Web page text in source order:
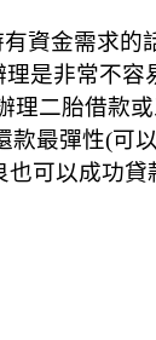
資金需求
是非常不
二胎借款
最彈性(可
可以成功